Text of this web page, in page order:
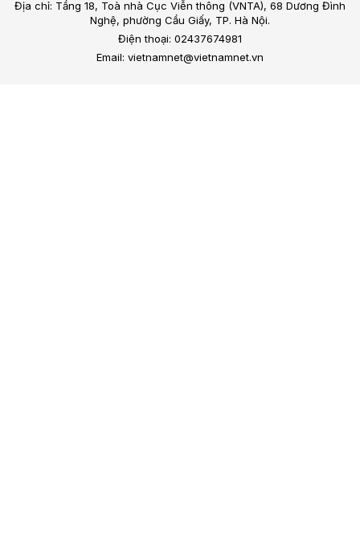
Địa chỉ: Tầng 18, Toà nhà Cục Viễn thông (VNTA), 68 Dương Đình
Nghệ, phường Cầu Giấy, TP. Hà Nội.
Điện thoại: 02437674981
Email: vietnamnet@vietnamnet.vn